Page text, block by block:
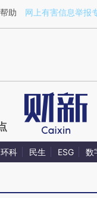
帮助 网上有害信息举报
环科 民生 ESG 数